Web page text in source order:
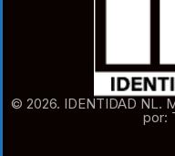
© 2026. IDENTIDAD NL.
por: